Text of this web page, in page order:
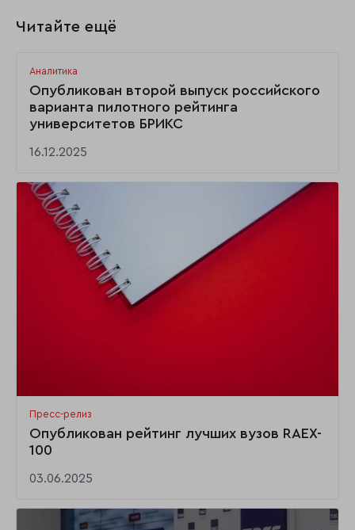
Читайте ещё
Аналитика
Опубликован второй выпуск российского
варианта пилотного рейтинга
университетов БРИКС
16.12.2025
Пресс-релиз
Опубликован рейтинг лучших вузов RAEX-
100
03.06.2025